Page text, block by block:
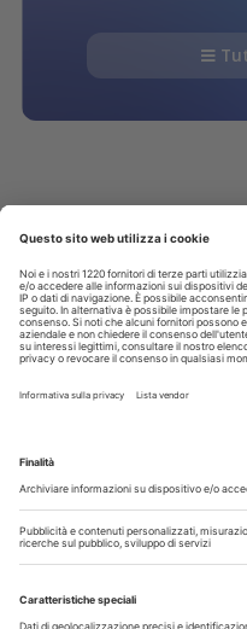
APPROFONDIMENTI